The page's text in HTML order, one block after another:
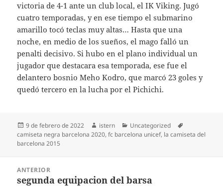
victoria de 4-1 ante un club local, el IK Viking. Jugó
cuatro temporadas, y en ese tiempo el submarino
amarillo tocó teclas muy altas… Hasta que una
noche, en medio de los sueños, el mago falló un
penalti decisivo. Si hubo en el plano individual un
jugador que destacara esa temporada, ese fue el
delantero bosnio Meho Kodro, que marcó 23 goles y
quedó tercero en la lucha por el Pichichi.
Publicado
el
9 de febrero de 2022 Autor
istern Categorías
Uncategorized
camiseta negra barcelona 2020,fc barcelona unicef, la camiseta del
barcelona 2015
entradas
ANTERIOR
Entrada
segunda equipacion del barsa